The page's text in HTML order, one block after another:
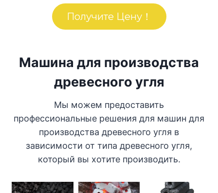
Получите Цену！
Машина для производства
древесного угля
Мы можем предоставить
профессиональные решения для машин для
производства древесного угля в
зависимости от типа древесного угля,
который вы хотите производить.